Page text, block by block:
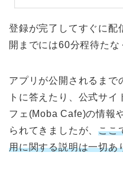
登録が完了してすぐに配
開までには60分程待たな
アプリが公開されるまで
トに答えたり、公式サ
フェ(Moba Cafe)の情報
られてきましたが、ここ
用に関する説明は一切あ